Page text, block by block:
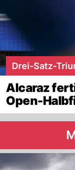
Drei-Satz-
Alcaraz
Open-